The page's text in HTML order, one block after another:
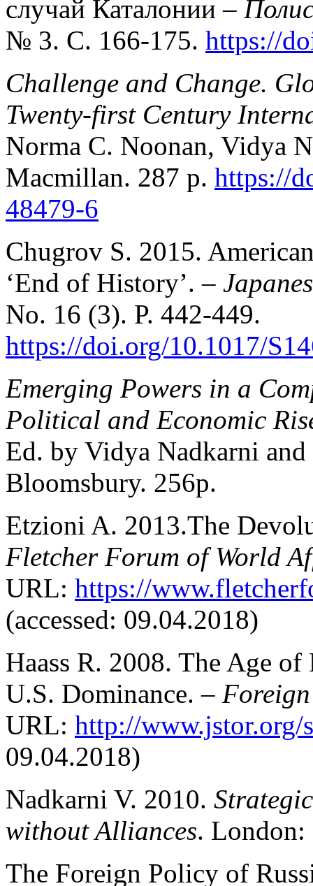
случай Каталонии –
№ 3. С. 166-175. https://
Challenge and Change.
Twenty-first Century
Norma C. Noonan, Vidya
Macmillan. 287 p. https://
48479-6
Chugrov S. 2015.
‘End of History’. –
No. 16 (3). P. 442-449.
https://doi.org/10.1017/
Emerging Powers in a
Political and Economic
Ed. by Vidya Nadkarni
Bloomsbury. 256p.
Etzioni A. 2013.The
Fletcher Forum of World
URL: https://
(accessed: 09.04.2018)
Haass R. 2008. The Age
U.S. Dominance. –
URL: http://www.jstor.org/
09.04.2018)
Nadkarni V. 2010.
without Alliances. London:
The Foreign Policy of